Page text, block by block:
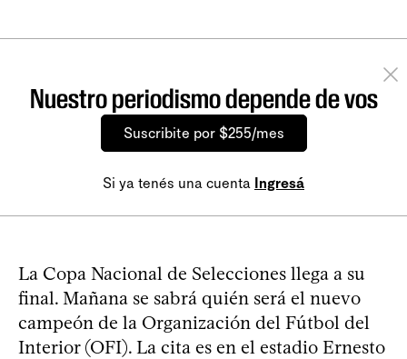
Nuestro periodismo depende de vos
Suscribite por $255/mes
Si ya tenés una cuenta Ingresá
La Copa Nacional de Selecciones llega a su
final. Mañana se sabrá quién será el nuevo
campeón de la Organización del Fútbol del
Interior (OFI). La cita es en el estadio Ernesto